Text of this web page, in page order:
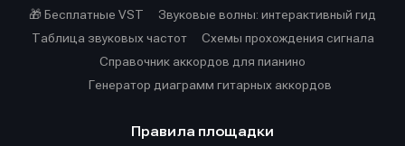
🎁 Бесплатные VST
Звуковые волны: интерактивный гид
Таблица звуковых частот
Cхемы прохождения сигнала
Справочник аккордов для пианино
Генератор диаграмм гитарных аккордов
Правила площадки